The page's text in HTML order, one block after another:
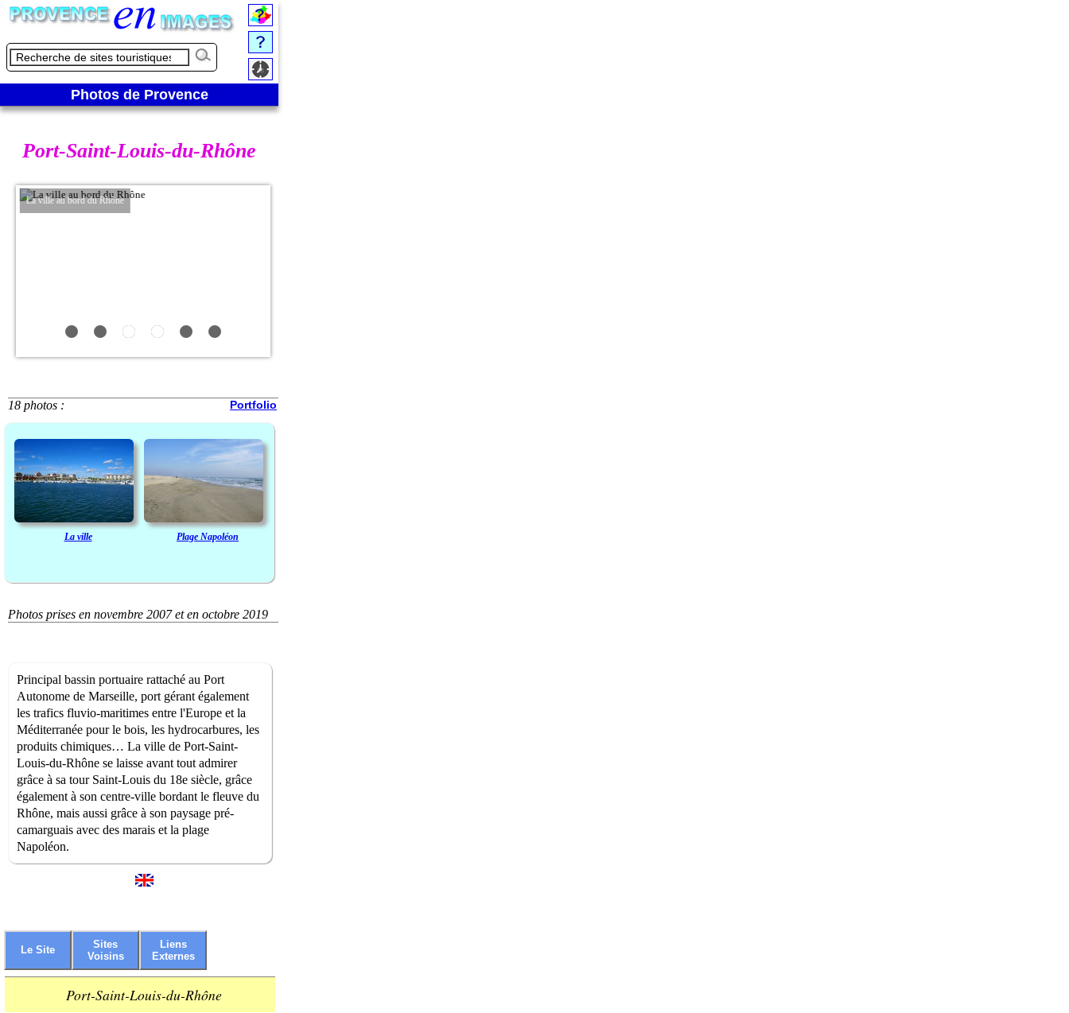
Photos de Provence
Port-Saint-Louis-du-Rhône
La ville au bord du Rhône
18 photos : Portfolio
La ville Plage Napoléon
Photos prises en novembre 2007 et en octobre 2019
Principal bassin portuaire rattaché au Port
Autonome de Marseille, port gérant également
les trafics fluvio-maritimes entre l'Europe et la
Méditerranée pour le bois, les hydrocarbures, les
produits chimiques… La ville de Port-Saint-
Louis-du-Rhône se laisse avant tout admirer
grâce à sa tour Saint-Louis du 18e siècle, grâce
également à son centre-ville bordant le fleuve du
Rhône, mais aussi grâce à son paysage pré-
camarguais avec des marais et la plage
Napoléon.
Le Site
Sites
Voisins
Liens
Externes
Port-Saint-Louis-du-Rhône